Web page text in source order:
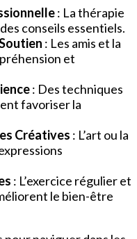
: La thérapie
conseils essentiels.
: Les amis et la
et
: Des techniques
favoriser la
Créatives : L’art ou la
: L’exercice régulier et
le bien-être